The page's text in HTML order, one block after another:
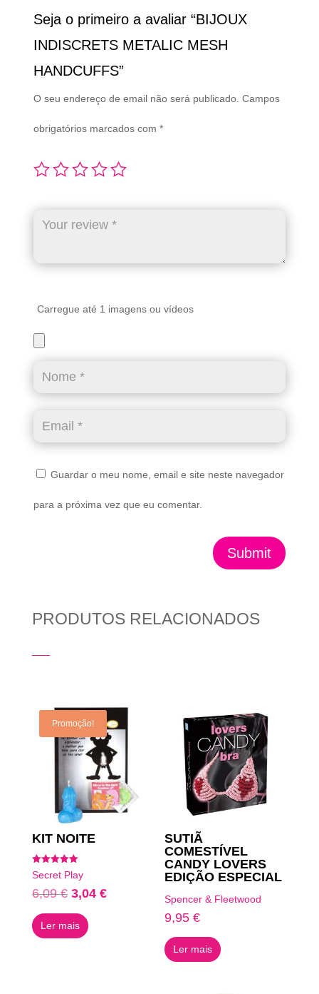
Seja o primeiro a avaliar “BIJOUX
INDISCRETS METALIC MESH
HANDCUFFS”
O seu endereço de email não será publicado. Campos
obrigatórios marcados com *
Carregue até 1 imagens ou vídeos
Guardar o meu nome, email e site neste navegador
para a próxima vez que eu comentar.
Submit
PRODUTOS RELACIONADOS
Promoção!
KIT NOITE
Avaliação
5.00
de 5
Secret Play
6,09€ O
preço
original
3,04 €O
Ler mais
SUTIÃ
COMESTÍVEL
CANDY LOVERS
EDIÇÃO ESPECIAL
Spencer & Fleetwood
9,95€
Ler mais